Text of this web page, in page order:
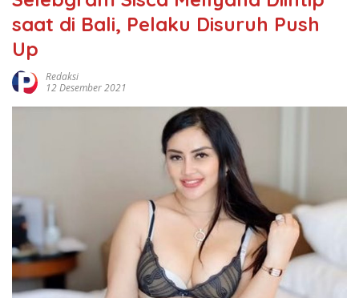
saat di Bali, Pelaku Disuruh Push
Up
Redaksi
12 Desember 2021